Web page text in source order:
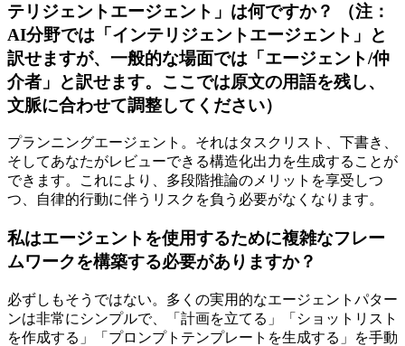
テリジェントエージェント」は何ですか？ （注：
AI分野では「インテリジェントエージェント」と
訳せますが、一般的な場面では「エージェント/仲
介者」と訳せます。ここでは原文の用語を残し、
文脈に合わせて調整してください）
プランニングエージェント。それはタスクリスト、下書き、
そしてあなたがレビューできる構造化出力を生成することが
できます。これにより、多段階推論のメリットを享受しつ
つ、自律的行動に伴うリスクを負う必要がなくなります。
私はエージェントを使用するために複雑なフレー
ムワークを構築する必要がありますか？
必ずしもそうではない。多くの実用的なエージェントパター
ンは非常にシンプルで、「計画を立てる」「ショットリスト
を作成する」「プロンプトテンプレートを生成する」を手動